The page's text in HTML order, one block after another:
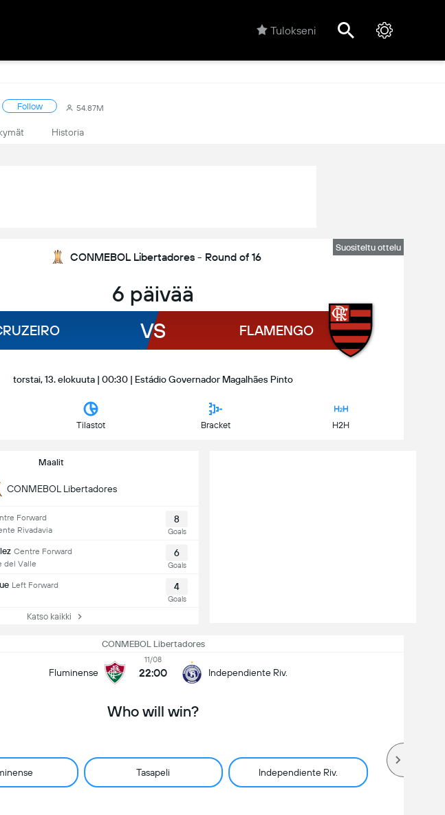
Tulokseni
Follow 54.87M
Historia
Suositeltu ottelu
CONMEBOL Libertadores - Round of 16
6 päivää
VS FLAMENGO
torstai, 13. elokuuta | 00:30 | Estádio Governador Magalhães Pinto
Tilastot Bracket H2H
Maalit
CONMEBOL Libertadores
Forward
Rivadavia
8
Goals
Centre Forward
del Valle
6
Goals
Left Forward
4
Goals
Katso kaikki
CONMEBOL Libertadores
Fluminense
11/08
22:00 Independiente Riv.
Who will win?
Tasapeli Independiente Riv.